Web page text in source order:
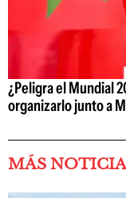
¿Peligra el Mundial
organizarlo junto a
MÁS